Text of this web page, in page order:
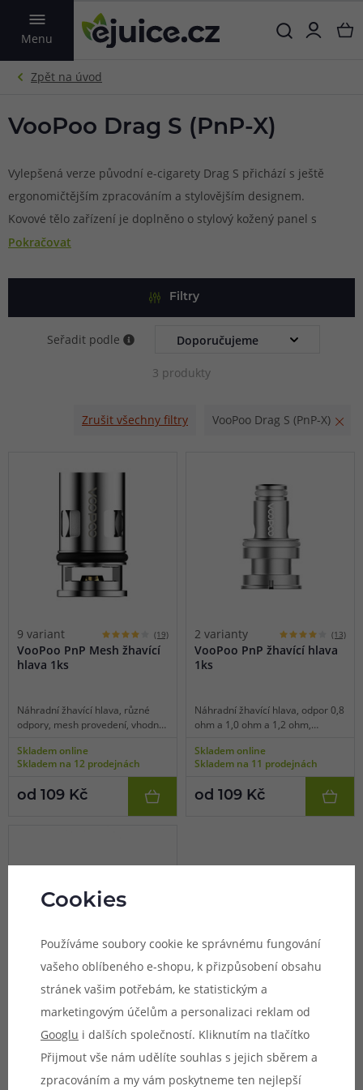
Menu
VYHLEDAT
VooPoo Drag S (PnP-X)
Vylepšená verze původní e-cigarety Drag S přichází s ještě
ergonomičtějším zpracováním a stylovějším designem.
Kovové tělo zařízení je doplněno o stylový kožený panel s
motivem. Uvnitř těla se nachází integrovaná baterie s
těle e-cigarety se mimo baterii nachází také elektronický
náběh žhavení a dva režimy - SMART a RBA. V režimu
nastavit vhodný výkon za vás. V režimu RBA máte nad
nachází nová cartridge VooPoo PnP-X Pod s objemem 5 ml
a inovativním vrchním plněním.
Pokračovat
Filtry
Seřadit podle
3 produkty
Zrušit všechny filtry VooPoo Drag S (PnP-X)
9 variant (19)
VooPoo PnP Mesh žhavící
hlava 1ks
Náhradní žhavící hlava, různé
odpory, mesh provedení, vhodné
balení.
Skladem online
Skladem na 12 prodejnách
od 109 Kč
2 varianty (13)
VooPoo PnP žhavící hlava
1ks
Náhradní žhavící hlava, odpor 0,8
ohm a 1,0 ohm a 1,2 ohm,
vaping, 1ks v balení.
Skladem online
Skladem na 11 prodejnách
od 109 Kč
Redukce: adaptér 510
Reewape pro VooPoo Drag
S / Drag X / Drag Max
Speciální redukce pro VooPoo
Cookies
Používáme soubory cookie ke správnému fungování
vašeho oblíbeného e-shopu, k přizpůsobení obsahu
stránek vašim potřebám, ke statistickým a
marketingovým účelům a personalizaci reklam od
Googlu i dalších společností. Kliknutím na tlačítko
Přijmout vše nám udělíte souhlas s jejich sběrem a
zpracováním a my vám poskytneme ten nejlepší